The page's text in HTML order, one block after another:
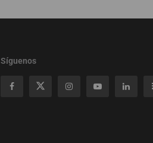
Síguenos